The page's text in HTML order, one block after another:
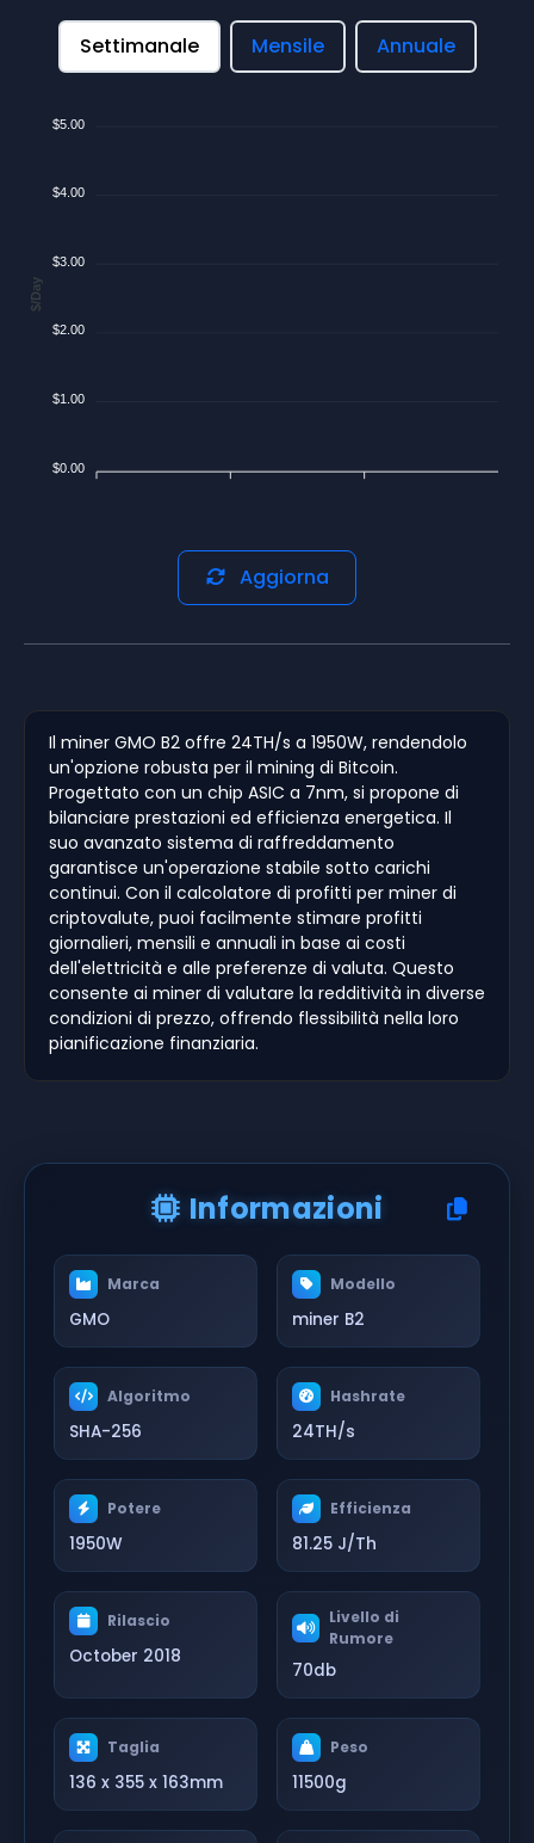
Settimanale Mensile Annuale
$5.00
$4.00
$3.00
$2.00
$1.00
$0.00
$/Day
Aggiorna
Il miner GMO B2 offre 24TH/s a 1950W, rendendolo
un'opzione robusta per il mining di Bitcoin.
Progettato con un chip ASIC a 7nm, si propone di
bilanciare prestazioni ed efficienza energetica. Il
suo avanzato sistema di raffreddamento
garantisce un'operazione stabile sotto carichi
continui. Con il calcolatore di profitti per miner di
criptovalute, puoi facilmente stimare profitti
giornalieri, mensili e annuali in base ai costi
dell'elettricità e alle preferenze di valuta. Questo
consente ai miner di valutare la redditività in diverse
condizioni di prezzo, offrendo flessibilità nella loro
pianificazione finanziaria.
Informazioni
Marca
GMO
Modello
miner B2
Algoritmo
SHA-256
Hashrate
24TH/s
Potere
1950W
Efficienza
81.25 J/Th
Rilascio
October 2018
Livello di
Rumore
70db
Taglia
136 x 355 x 163mm
Peso
11500g